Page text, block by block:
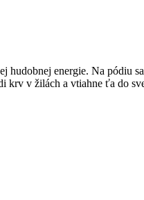
hudobnej energie. Na pódiu
v žilách a vtiahne ťa do